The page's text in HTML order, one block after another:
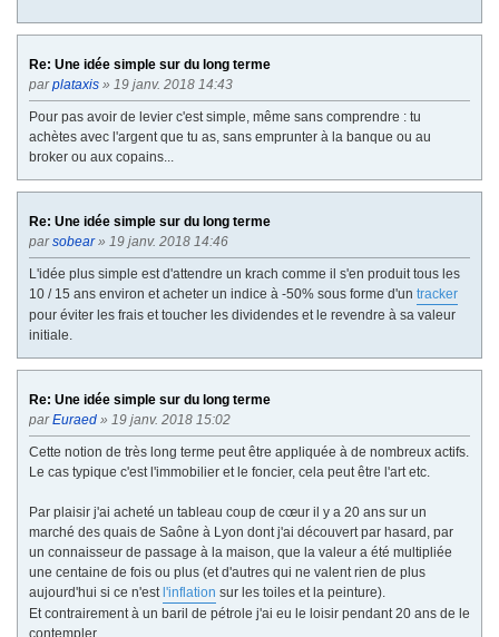
Re: Une idée simple sur du long terme
parplataxis » 19 janv. 2018 14:43
Pour pas avoir de levier c'est simple, même sans comprendre : tu
achètes avec l'argent que tu as, sans emprunter à la banque ou au
broker ou aux copains...
Re: Une idée simple sur du long terme
parsobear» 19 janv. 2018 14:46
L'idée plus simple est d'attendre un krach comme il s'en produit tous les
10 / 15 ans environ et acheter un indice à -50% sous forme d'un tracker
pour éviter les frais et toucher les dividendes et le revendre à sa valeur
initiale.
Re: Une idée simple sur du long terme
parEuraed » 19 janv. 2018 15:02
Cette notion de très long terme peut être appliquée à de nombreux actifs.
Le cas typique c'est l'immobilier et le foncier, cela peut être l'art etc.
Par plaisir j'ai acheté un tableau coup de cœur il y a 20 ans sur un
marché des quais de Saône à Lyon dont j'ai découvert par hasard, par
un connaisseur de passage à la maison, que la valeur a été multipliée
une centaine de fois ou plus (et d'autres qui ne valent rien de plus
aujourd'hui si ce n'est l'inflation sur les toiles et la peinture).
Et contrairement à un baril de pétrole j'ai eu le loisir pendant 20 ans de le
contempler.